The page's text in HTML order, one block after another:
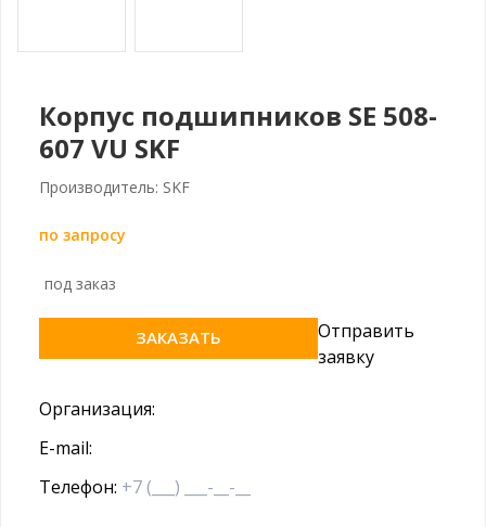
Корпус подшипников SE 508-
607 VU SKF
Производитель: SKF
по запросу
под заказ
ЗАКАЗАТЬ
Отправить
заявку
Организация:
E-mail:
Телефон: